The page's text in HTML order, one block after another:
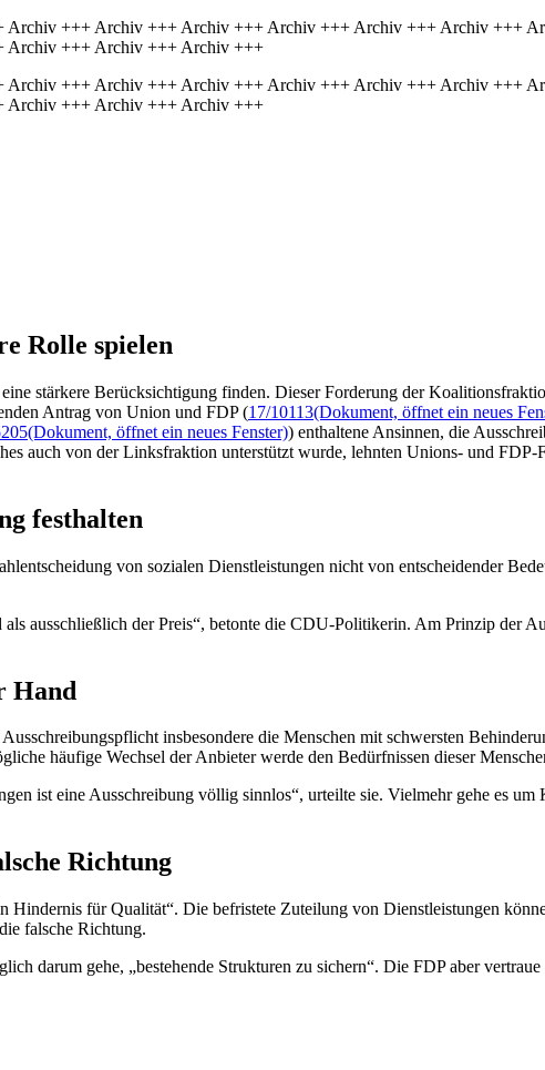
+++ Archiv +++ Archiv +++ Archiv +++ Archiv +++ Archiv +++
Archiv +++ Archiv +++ Archiv +++
+++ Archiv +++ Archiv +++ Archiv +++ Archiv +++ Archiv +++
Archiv +++ Archiv +++ Archiv +++
Rolle spielen
stärkere Berücksichtigung finden. Dieser Forderung der
Antrag von Union und FDP (17/10113(Dokument, öffnet ein neues
(Dokument, öffnet ein neues Fenster)) enthaltene Ansinnen, die
auch von der Linksfraktion unterstützt wurde, lehnten Unions- und FDP-
festhalten
von sozialen Dienstleistungen nicht von entscheidender
ausschließlich der Preis“, betonte die CDU-Politikerin. Am Prinzip der
Hand
insbesondere die Menschen mit schwersten
häufige Wechsel der Anbieter werde den Bedürfnissen dieser
ist eine Ausschreibung völlig sinnlos“, urteilte sie. Vielmehr gehe es
Richtung
Hindernis für Qualität“. Die befristete Zuteilung von Dienstleistungen
falsche Richtung.
darum gehe, „bestehende Strukturen zu sichern“. Die FDP aber